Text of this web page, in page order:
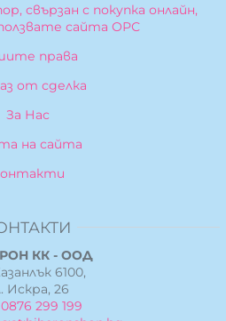
свързан с покупка онлайн,
сайта ОРС
права
от сделка
За Нас
на сайта
КК - ООД
6100,
Искра, 26
0876 299 199